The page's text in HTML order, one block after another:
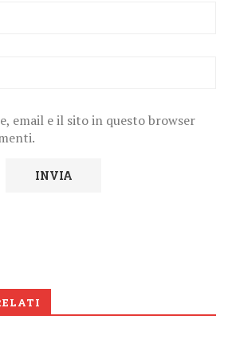
email e il sito in questo browser